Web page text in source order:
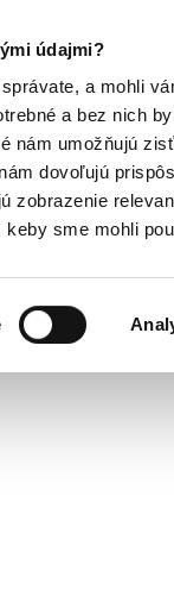
údajmi?
a mohli
a bez nich
nám umožňujú
dovoľujú
zobrazenie
sme mohli